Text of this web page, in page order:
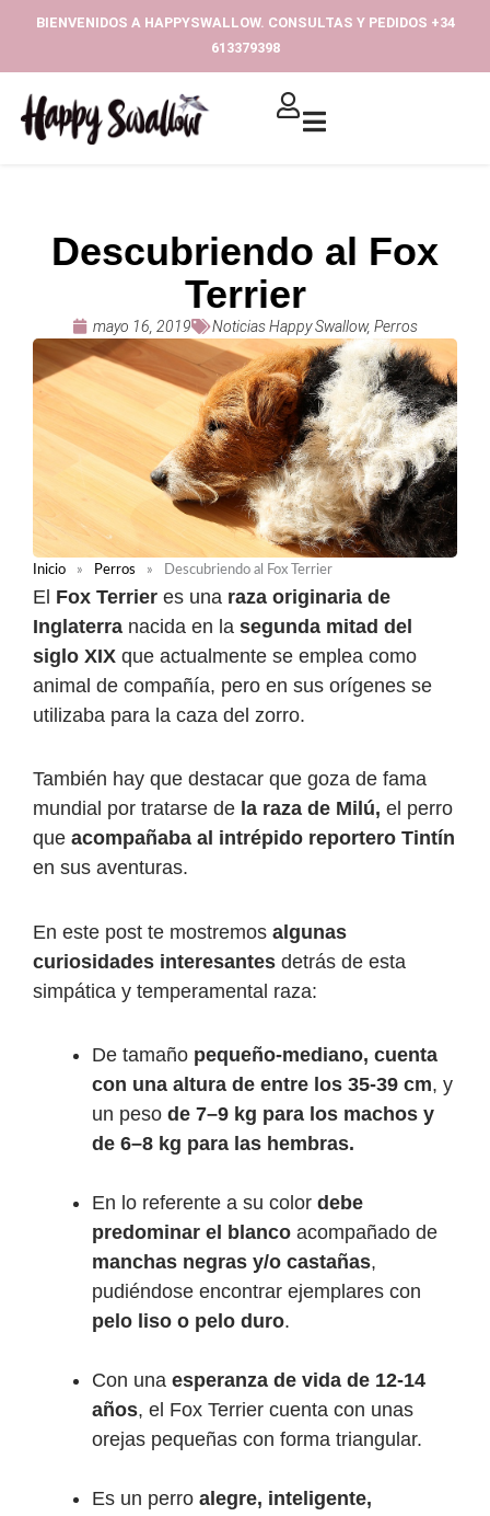
BIENVENIDOS A HAPPYSWALLOW. CONSULTAS Y PEDIDOS +34
613379398‬
Descubriendo al Fox
Terrier
mayo 16, 2019 Noticias Happy Swallow, Perros
Inicio » Perros » Descubriendo al Fox Terrier
El Fox Terrier es una raza originaria de
Inglaterra nacida en la segunda mitad del
siglo XIX que actualmente se emplea como
animal de compañía, pero en sus orígenes se
utilizaba para la caza del zorro.
También hay que destacar que goza de fama
mundial por tratarse de la raza de Milú, el perro
que acompañaba al intrépido reportero Tintín
en sus aventuras.
En este post te mostremos algunas
curiosidades interesantes detrás de esta
simpática y temperamental raza:
De tamaño pequeño-mediano, cuenta
con una altura de entre los 35-39 cm, y
un peso de 7–9 kg para los machos y
de 6–8 kg para las hembras.
En lo referente a su color debe
predominar el blanco acompañado de
manchas negras y/o castañas,
pudiéndose encontrar ejemplares con
pelo liso o pelo duro.
Con una esperanza de vida de 12-14
años, el Fox Terrier cuenta con unas
orejas pequeñas con forma triangular.
Es un perro alegre, inteligente,